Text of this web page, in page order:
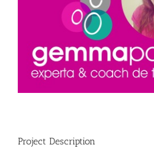
Project Description